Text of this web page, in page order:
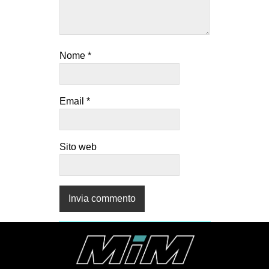
Nome *
Email *
Sito web